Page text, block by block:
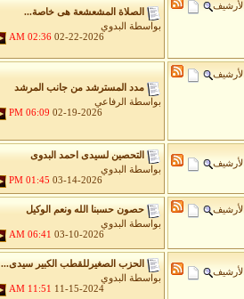
الأرشيف
الصلاة المشعشعة هى خاصة...
بواسطة
البدوي
02-22-2026
02:36 AM
الأرشيف
مدد المسترشد من جانب المرشد
بواسطة
الرفاعي
02-19-2026
06:09 PM
الأرشيف
التحصين لسيدى احمد البدوى
بواسطة
البدوي
03-14-2026
01:45 PM
الأرشيف
حصون حسبنا الله ونعم الوكيل
بواسطة
البدوي
03-10-2026
06:41 AM
الأرشيف
الحزب الصغيرللقطب الكبير سيدى...
بواسطة
البدوي
11-15-2024
11:51 AM